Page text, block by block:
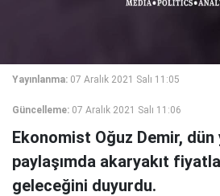
Yayınlanma: 07 Aralık 2021 Salı 11:05
Güncelleme: 07 Aralık 2021 Salı 11:06
Ekonomist Oğuz Demir, dün
paylaşımda akaryakıt
geleceğini duyurdu.